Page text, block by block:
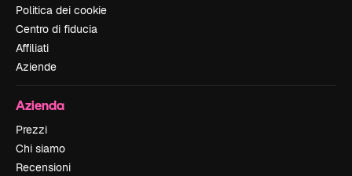
Politica dei cookie
Centro di fiducia
Affiliati
Aziende
Azienda
Prezzi
Chi siamo
Recensioni